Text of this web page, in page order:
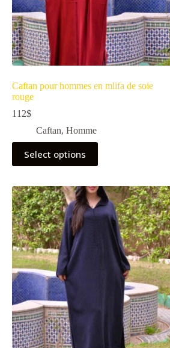
Caftan pour hommes en mlifa de soie
rouge
112$
Caftan, Homme
Select options